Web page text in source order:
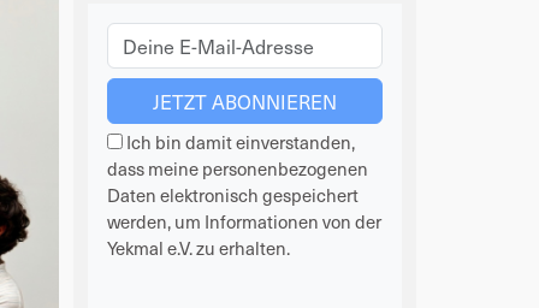
Ich bin damit einverstanden,
dass meine personenbezogenen
Daten elektronisch gespeichert
werden, um Informationen von der
Yekmal e.V. zu erhalten.